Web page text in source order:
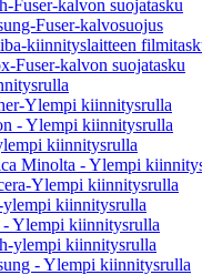
Fuser-kalvon suojatasku
Fuser-kalvosuojus
kiinnityslaitteen
Fuser-kalvon suojatasku
Ylempi kiinnitysrulla
- Ylempi kiinnitysrulla
kiinnitysrulla
Minolta - Ylempi
Ylempi kiinnitysrulla
kiinnitysrulla
Ylempi kiinnitysrulla
ylempi kiinnitysrulla
- Ylempi kiinnitysrulla